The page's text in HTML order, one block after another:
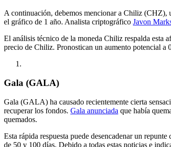
A continuación, debemos mencionar a Chiliz (CHZ),
el gráfico de 1 año. Analista criptográfico Javon
El análisis técnico de la moneda Chiliz respalda esta
precio de Chiliz. Pronostican un aumento potencial a
Gala (GALA)
Gala (GALA) ha causado recientemente cierta
recuperar los fondos. Gala anunciada que había
quemados.
Esta rápida respuesta puede desencadenar un
de 50 y 100 días. Debido a todas estas noticias e